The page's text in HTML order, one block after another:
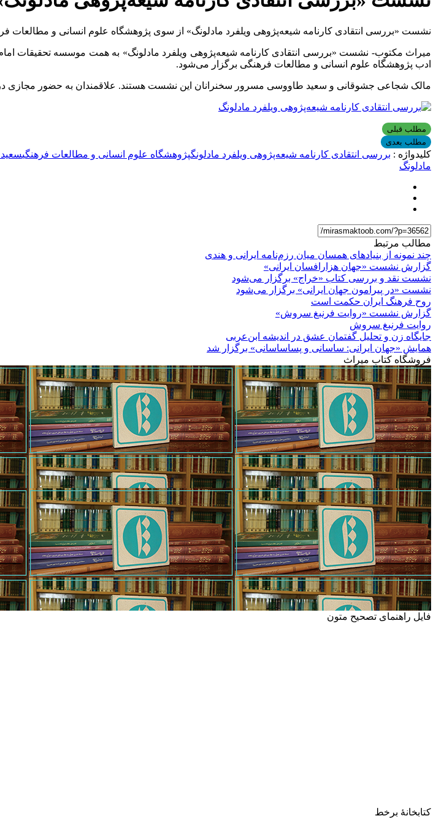
نشست «بررسی انتقادی کارنامه شیعه‌پژوهی ویلفرد مادلونگ» از سوی پژوهشگاه علوم انسانی و مطالعات
ادب پژوهشگاه علوم انسانی و مطالعات فرهنگی برگزار می‌شود.
مالک شجاعی جشوقانی و سعید طاووسی مسرور سخنرانان این نشست هستند. علاقمندان به حضور مجازی
مطلب قبلی
مطلب بعدی
کلیدواژه : بررسی انتقادی کارنامه شیعه‌پژوهی ویلفرد مادلونگپژوهشگاه علوم انسانی و مطالعات فرهنگی
مادلونگ
مطالب مرتبط
چند نمونه از بنیادهای همسان میان رزم‌نامه ایرانی و هندی
گزارش نشست «جهان هزارافسان ایرانی»
نشست نقد و بررسی کتاب «خراج» برگزار می‌شود
نشست «در پیرامون جهان ایرانی» برگزار می‌شود
روح فرهنگ ایران حکمت است
گزارش نشست «روایت فرنبغ سروش»
روایت فرنبغ سروش
جایگاه زن و تحلیل گفتمان عشق در اندیشه ابن‌عربی
همایش «جهان ایرانی: ساسانی و پساساسانی» برگزار شد
فروشگاه کتاب میراث
فایل راهنمای تصحیح متون
کتابخانۀ برخط